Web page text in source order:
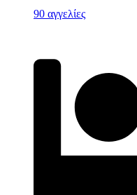
90 αγγελίες